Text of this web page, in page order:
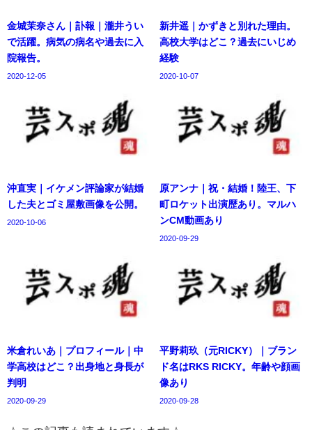
金城茉奈さん｜訃報｜瀧井うい
で活躍。病気の病名や過去に入
院報告。
2020-12-05
新井遥｜かずきと別れた理由。
高校大学はどこ？過去にいじめ
経験
2020-10-07
沖直実｜イケメン評論家が結婚
した夫とゴミ屋敷画像を公開。
2020-10-06
原アンナ｜祝・結婚！陸王、下
町ロケット出演歴あり。マルハ
ンCM動画あり
2020-09-29
米倉れいあ｜プロフィール｜中
学高校はどこ？出身地と身長が
判明
2020-09-29
平野莉玖（元RICKY）｜ブラン
ド名はRKS RICKY。年齢や顔画
像あり
2020-09-28